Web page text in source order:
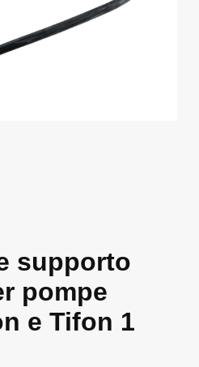
supporto
pompe
e Tifon 1